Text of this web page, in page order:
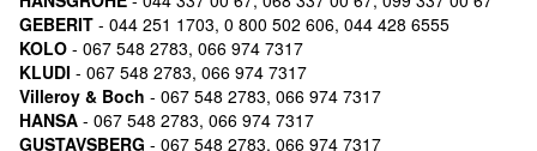
GEBERIT - 044 251 1703, 0 800 502 606, 044 428 6555
KOLO - 067 548 2783, 066 974 7317
KLUDI - 067 548 2783, 066 974 7317
Villeroy & Boch - 067 548 2783, 066 974 7317
HANSA - 067 548 2783, 066 974 7317
GUSTAVSBERG - 067 548 2783, 066 974 7317